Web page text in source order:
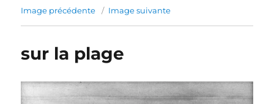
Image précédente Image suivante
sur la plage